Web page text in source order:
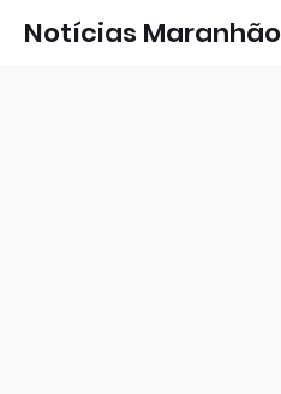
Notícias Maranhão